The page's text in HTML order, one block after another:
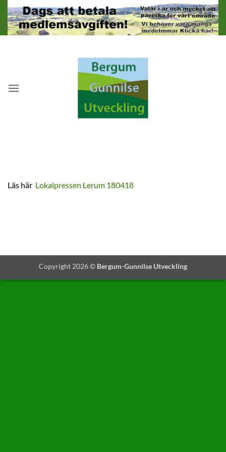
Skip
content
Läs här Lokalpressen Lerum 180418
Copyright 2026 © Bergum-Gunnilse Utveckling